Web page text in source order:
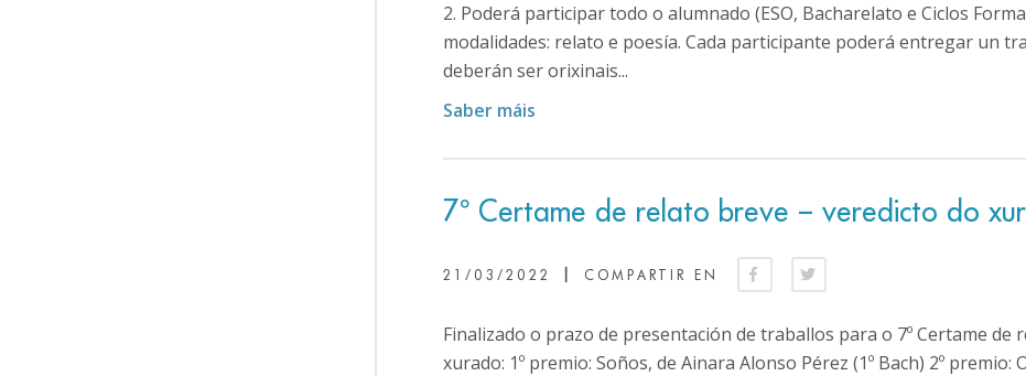
2. Poderá participar todo o alumnado (ESO, Bacharelato e Ciclos
modalidades: relato e poesía. Cada participante poderá entregar un
deberán ser orixinais...
Saber máis
7º Certame de relato breve – veredicto do
21/03/2022 COMPARTIR EN
Finalizado o prazo de presentación de traballos para o 7º Certame de
xurado: 1º premio: Soños, de Ainara Alonso Pérez (1º Bach) 2º premio: